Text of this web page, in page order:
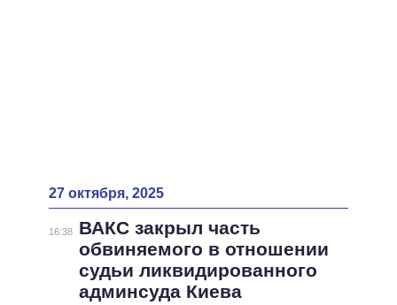
27 октября, 2025
16:38
ВАКС закрыл часть
обвиняемого в отношении
судьи ликвидированного
админсуда Киева